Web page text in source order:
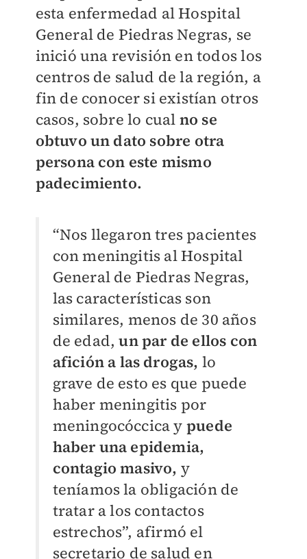
esta enfermedad al Hospital
General de Piedras Negras, se
inició una revisión en todos los
centros de salud de la región, a
fin de conocer si existían otros
casos, sobre lo cual no se
obtuvo un dato sobre otra
persona con este mismo
padecimiento.
“Nos llegaron tres pacientes
con meningitis al Hospital
General de Piedras Negras,
las características son
similares, menos de 30 años
de edad,un par de ellos con
afición a las drogas, lo
grave de esto es que puede
haber meningitis por
meningocóccica y puede
haber una epidemia,
contagio masivo, y
teníamos la obligación de
tratar a los contactos
estrechos”, afirmó el
secretario de salud en